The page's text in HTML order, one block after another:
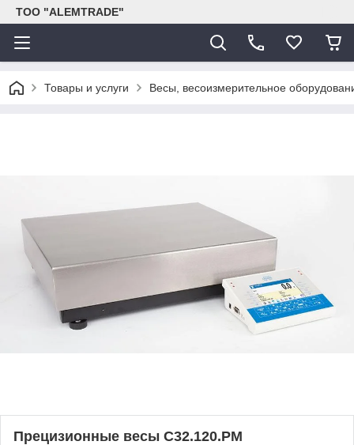
ТОО "ALEMTRADE"
Товары и услуги Весы, весоизмерительное
Прецизионные весы C32.120.PM